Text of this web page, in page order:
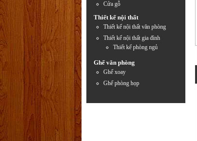
Cửa gỗ
Thiết kế nội thất
Thiết kế nội thất văn phòng
Thiết kế nội thất gia đình
Thiết kế phòng ngủ
Ghế văn phòng
Ghế xoay
Ghế phòng họp